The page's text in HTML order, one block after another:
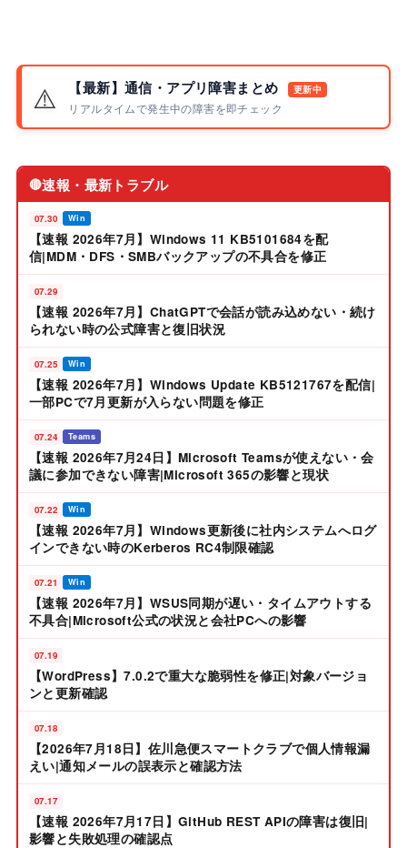
⚠️ 【最新】通信・アプリ障害まとめ 更新中
リアルタイムで発生中の障害を即チェック
🔴速報・最新トラブル
07.30 Win
【速報 2026年7月】Windows 11 KB5101684を配
信|MDM・DFS・SMBバックアップの不具合を修正
07.29
【速報 2026年7月】ChatGPTで会話が読み込めない・続け
られない時の公式障害と復旧状況
07.25 Win
【速報 2026年7月】Windows Update KB5121767を配信|
一部PCで7月更新が入らない問題を修正
07.24 Teams
【速報 2026年7月24日】Microsoft Teamsが使えない・会
議に参加できない障害|Microsoft 365の影響と現状
07.22 Win
【速報 2026年7月】Windows更新後に社内システムへログ
インできない時のKerberos RC4制限確認
07.21 Win
【速報 2026年7月】WSUS同期が遅い・タイムアウトする
不具合|Microsoft公式の状況と会社PCへの影響
07.19
【WordPress】7.0.2で重大な脆弱性を修正|対象バージョ
ンと更新確認
07.18
【2026年7月18日】佐川急便スマートクラブで個人情報漏
えい|通知メールの誤表示と確認方法
07.17
【速報 2026年7月17日】GitHub REST APIの障害は復旧|
影響と失敗処理の確認点